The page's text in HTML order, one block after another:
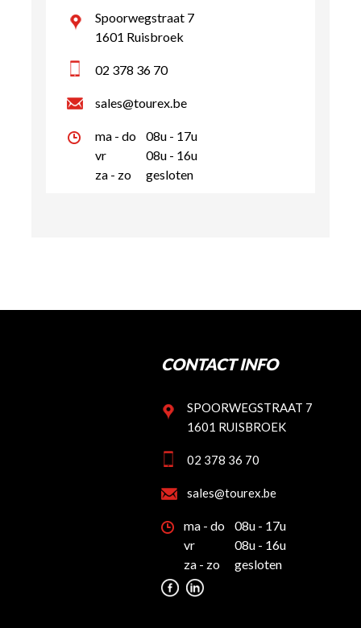
Spoorwegstraat 7
1601 Ruisbroek
02 378 36 70
sales@tourex.be
ma - do
08u - 17u
vr
08u - 16u
za - zo
gesloten
CONTACT INFO
SPOORWEGSTRAAT 7
1601 RUISBROEK
02 378 36 70
sales@tourex.be
ma - do
08u - 17u
vr
08u - 16u
za - zo
gesloten